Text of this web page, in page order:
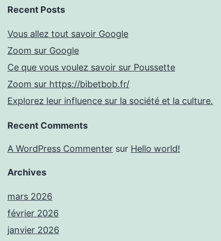
Recent Posts
Vous allez tout savoir Google
Zoom sur Google
Ce que vous voulez savoir sur Poussette
Zoom sur https://bibetbob.fr/
Explorez leur influence sur la société et la culture.
Recent Comments
A WordPress Commenter sur Hello world!
Archives
mars 2026
février 2026
janvier 2026